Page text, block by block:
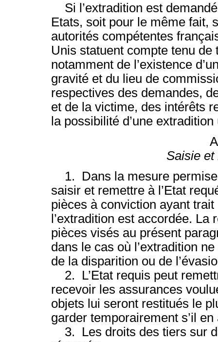
Si l’extradition est
Etats, soit pour le même fait,
autorités compétentes
Unis statuent compte tenu
notamment de l’existence
gravité et du lieu de
respectives des demandes,
et de la victime, des intérêts
la possibilité d’une
Saisie et
1. Dans la mesure permise
saisir et remettre à l’Etat
pièces à conviction ayant
l’extradition est accordée.
pièces visés au présent
dans le cas où l’extradition
de la disparition ou de
2. L’Etat requis peut
recevoir les assurances
objets lui seront restitués le
garder temporairement s’il
3. Les droits des tiers sur